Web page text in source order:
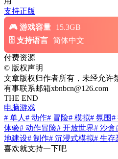
支持正版
游戏容量
15.3GB
支持语言 简体中文
付费资源
© 版权声明
文章版权归作者所有，未经允许
有事联系邮箱xbnbcn@126.com
THE END
电脑游戏
# 单人 # 动作# 冒险# 模拟# 氛围#
体验# 动作冒险# 开放世界# 沙盒
地建设# 制作# 沉浸式模拟# 生存
喜欢就支持一下吧